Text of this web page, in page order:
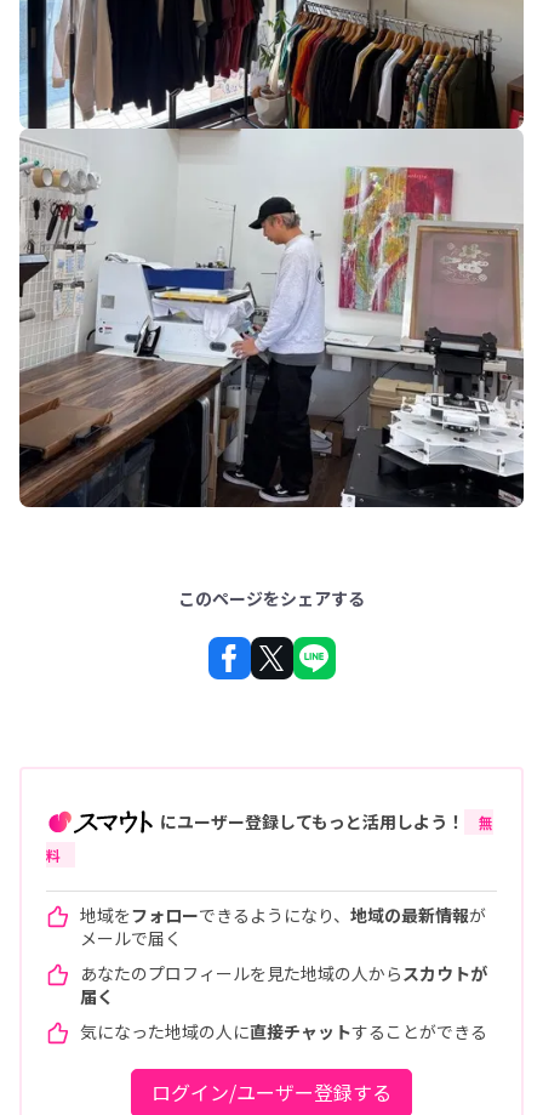
このページをシェアする
にユーザー登録してもっと活用しよう！
無
料
地域をフォローできるようになり、 地域の最新情報が
メールで届く
あなたのプロフィールを見た地域の人から スカウトが
届く
気になった地域の人に直接チャットすることができる
ログイン/ユーザー登録する